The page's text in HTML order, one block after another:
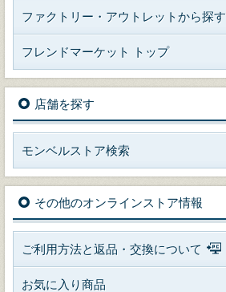
ファクトリー・アウトレットから探す
フレンドマーケット トップ
店舗を探す
モンベルストア検索
その他のオンラインストア情報
ご利用方法と返品・交換について
お気に入り商品